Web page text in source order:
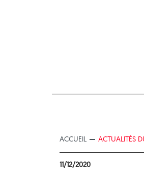
ACCUEIL ACTUALITÉS
11/12/2020